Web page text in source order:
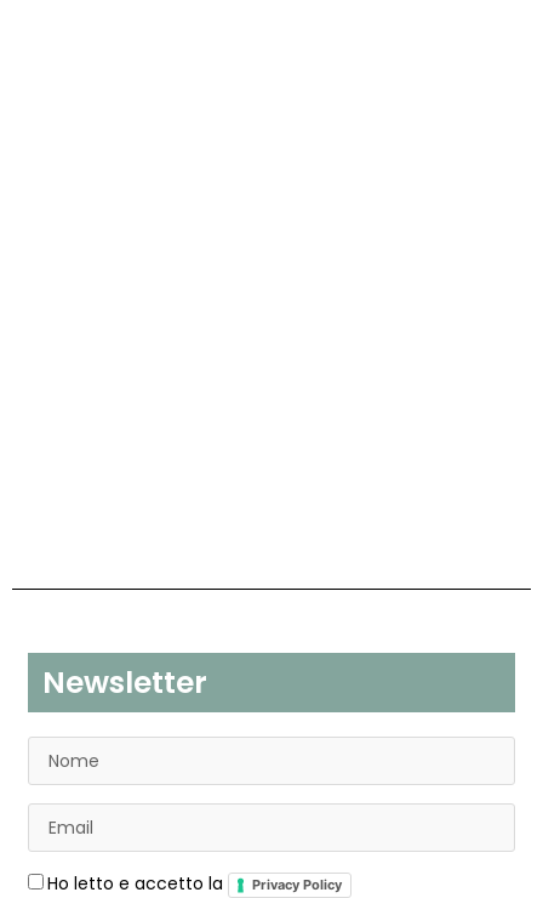
Newsletter
Ho letto e accetto la Privacy Policy